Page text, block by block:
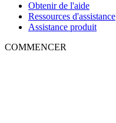
Obtenir de l'aide
Ressources d'assistance
Assistance produit
COMMENCER